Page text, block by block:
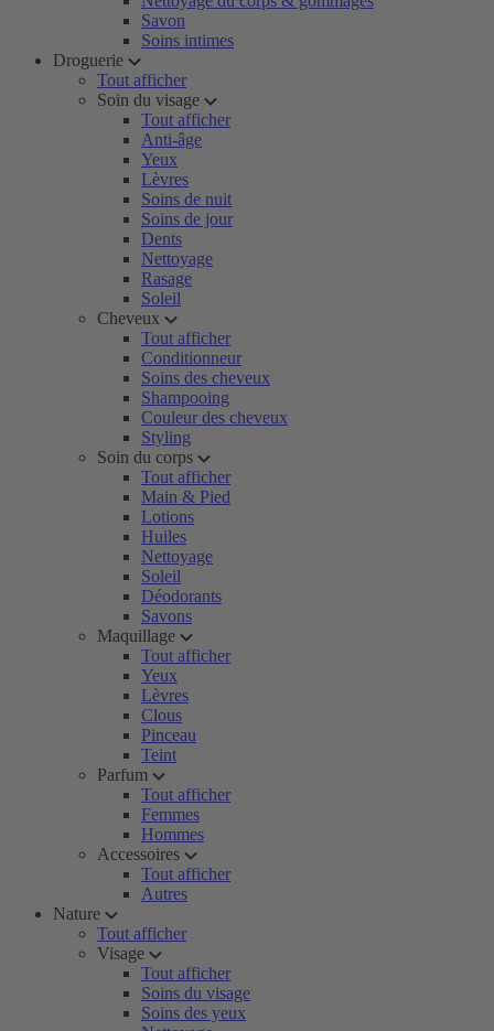
Savon
Soins intimes
Droguerie
Tout afficher
Soin du visage
Tout afficher
Anti-âge
Yeux
Lèvres
Soins de nuit
Soins de jour
Dents
Nettoyage
Rasage
Soleil
Cheveux
Tout afficher
Conditionneur
Soins des cheveux
Shampooing
Couleur des cheveux
Styling
Soin du corps
Tout afficher
Main & Pied
Lotions
Huiles
Nettoyage
Soleil
Déodorants
Savons
Maquillage
Tout afficher
Yeux
Lèvres
Clous
Pinceau
Teint
Parfum
Tout afficher
Femmes
Hommes
Accessoires
Tout afficher
Autres
Nature
Tout afficher
Visage
Tout afficher
Soins du visage
Soins des yeux